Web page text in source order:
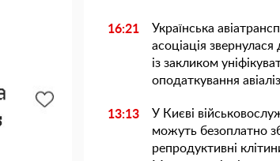
16:21
Українська
асоціація
із закликом
оподаткування
13:13
У Києві
можуть безоплатно
репродуктивні